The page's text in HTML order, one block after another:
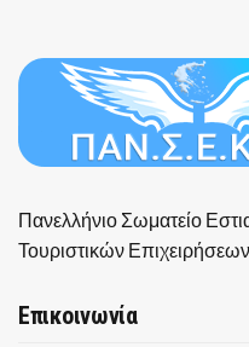
Πανελλήνιο Σωματείο
Τουριστικών
Επικοινωνία